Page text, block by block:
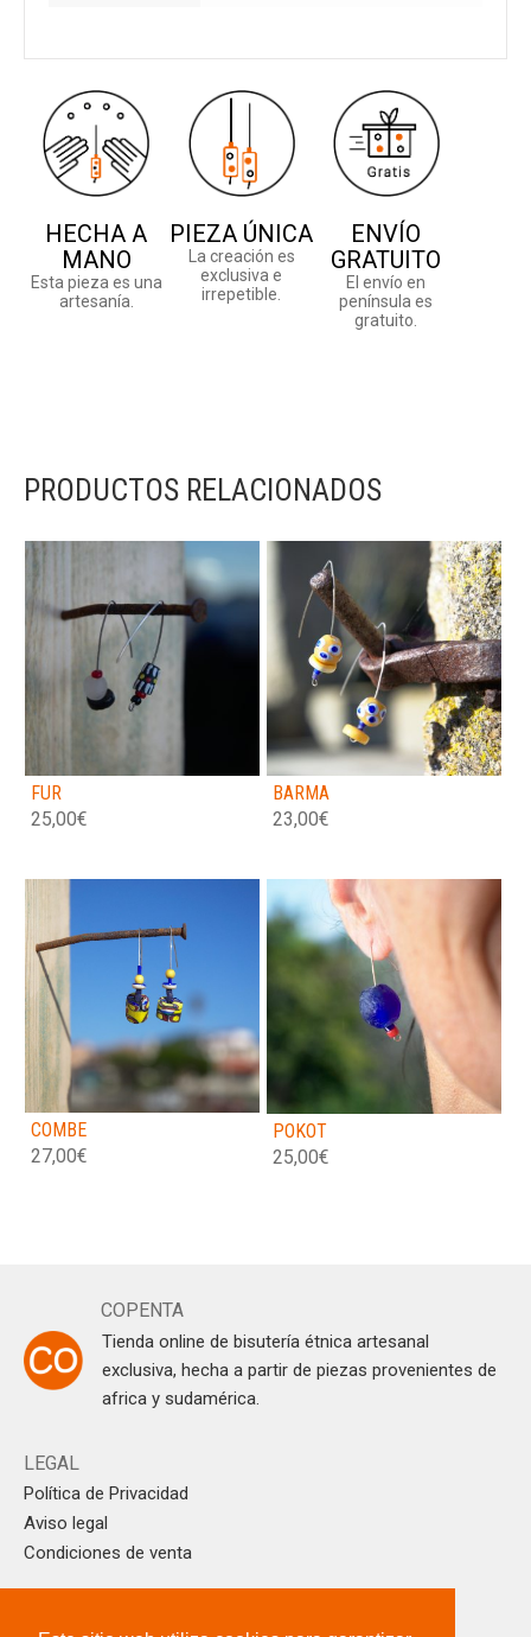
HECHA A
MANO
Esta pieza es una
artesanía.
PIEZA ÚNICA
La creación es
exclusiva e
irrepetible.
ENVÍO
GRATUITO
El envío en
península es
gratuito.
PRODUCTOS RELACIONADOS
FUR
25,00€
BARMA
23,00€
COMBE
27,00€
POKOT
25,00€
COPENTA
Tienda online de bisutería étnica artesanal
exclusiva, hecha a partir de piezas provenientes de
africa y sudamérica.
LEGAL
Política de Privacidad
Aviso legal
Condiciones de venta